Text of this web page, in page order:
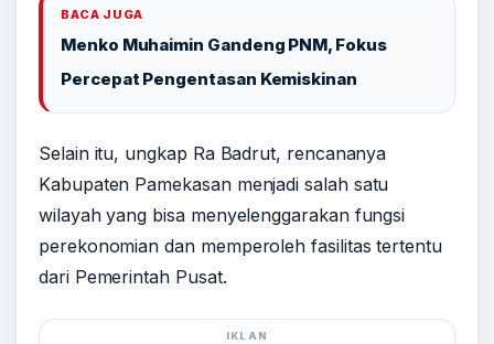
BACA JUGA
Menko Muhaimin Gandeng PNM, Fokus
Percepat Pengentasan Kemiskinan
Selain itu, ungkap Ra Badrut, rencananya
Kabupaten Pamekasan menjadi salah satu
wilayah yang bisa menyelenggarakan fungsi
perekonomian dan memperoleh fasilitas tertentu
dari Pemerintah Pusat.
IKLAN